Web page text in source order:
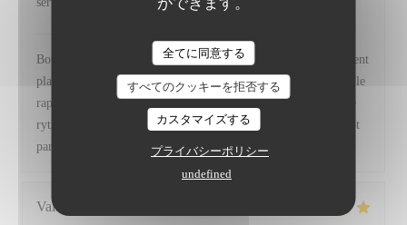
全てに同意する
すべてのクッキーを拒否する
カスタマイズする
プライバシーポリシー
undefined
Bonjour Lurde ! Merci pour ce beau retour, il nous fait vraiment
plaisir. Savoir que vous avez apprécié nos plats, l'ambiance et le
rapport qualité prix, c'est notre plus belle récompense. Pour le
rythme du service, nous en prenons bonne note ! À très bientôt
parmi nous ! L'équipe de La Vieille Auberge.
Valerie